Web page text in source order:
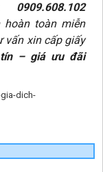
toàn miễn
vấn xin cấp giấy
– giá ưu đãi